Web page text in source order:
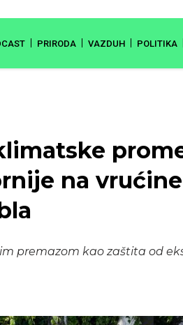
PRIRODA VAZDUH POLITIKA
na
premazom kao zaštita od